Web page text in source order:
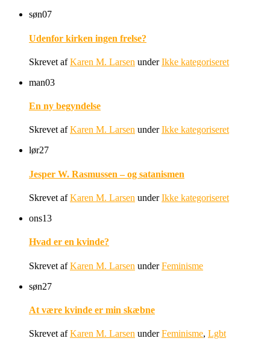
søn07
Udenfor kirken ingen frelse?
Skrevet afKaren M. Larsen underIkke kategoriseret
man03
En ny begyndelse
Skrevet afKaren M. Larsen underIkke kategoriseret
lør27
Jesper W. Rasmussen – og satanismen
Skrevet afKaren M. Larsen underIkke kategoriseret
ons13
Hvad er en kvinde?
Skrevet afKaren M. Larsen underFeminisme
søn27
At være kvinde er min skæbne
Skrevet afKaren M. Larsen underFeminisme, Lgbt